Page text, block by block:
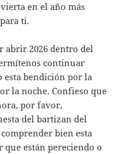
en el año más
ti.
abrir 2026 dentro del
continuar
bendición por la
la noche. Confieso que
por favor,
del bartizan del
bien esta
que están pereciendo o